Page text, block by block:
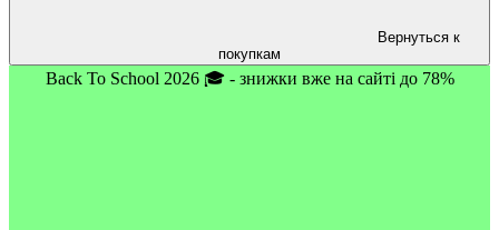
Вернуться к
покупкам
Back To School 2026 🎓 - знижки вже на сайті до 78%